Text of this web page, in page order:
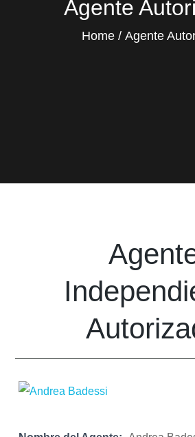
Agente
Home Agente